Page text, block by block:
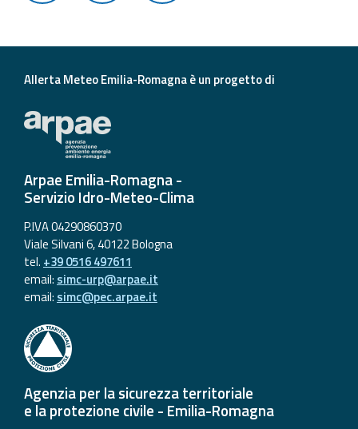
Allerta Meteo Emilia-Romagna è un progetto di
Arpae Emilia-Romagna -
Servizio Idro-Meteo-Clima
P.IVA 04290860370
Viale Silvani 6, 40122 Bologna
tel. +39 0516 497611
email: simc-urp@arpae.it
email: simc@pec.arpae.it
Agenzia per la sicurezza territoriale
e la protezione civile - Emilia-Romagna